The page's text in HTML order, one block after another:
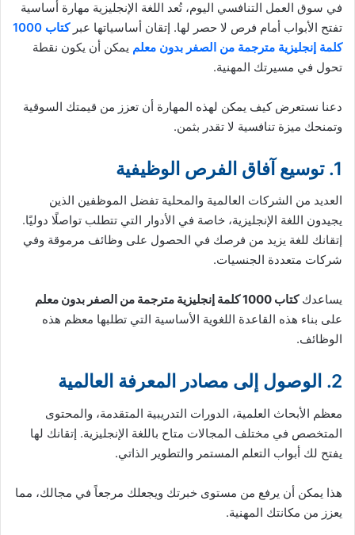
في سوق العمل التنافسي اليوم، تُعد اللغة الإنجليزية مهارة أساسية
تفتح الأبواب أمام فرص لا حصر لها. إتقان أساسياتها عبر
كتاب 1000
كلمة إنجليزية مترجمة من الصفر بدون معلم يمكن أن يكون نقطة
تحول في مسيرتك المهنية.
دعنا نستعرض كيف يمكن لهذه المهارة أن تعزز من قيمتك السوقية
وتمنحك ميزة تنافسية لا تقدر بثمن.
1. توسيع آفاق الفرص الوظيفية
العديد من الشركات العالمية والمحلية تفضل الموظفين الذين
يجيدون اللغة الإنجليزية، خاصة في الأدوار التي تتطلب تواصلًا دوليًا.
إتقانك للغة يزيد من فرصك في الحصول على وظائف مرموقة وفي
شركات متعددة الجنسيات.
يساعدككتاب 1000 كلمة إنجليزية مترجمة من الصفر بدون معلم
على بناء هذه القاعدة اللغوية الأساسية التي تطلبها معظم هذه
الوظائف.
2. الوصول إلى مصادر المعرفة العالمية
معظم الأبحاث العلمية، الدورات التدريبية المتقدمة، والمحتوى
المتخصص في مختلف المجالات متاح باللغة الإنجليزية. إتقانك لها
يفتح لك أبواب التعلم المستمر والتطوير الذاتي.
هذا يمكن أن يرفع من مستوى خبرتك ويجعلك مرجعاً في مجالك، مما
يعزز من مكانتك المهنية.